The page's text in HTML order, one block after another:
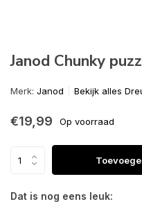
Janod Chunky
Merk: Janod Bekijk alles
€19,99 Op voorraad
Dat is nog eens leuk: